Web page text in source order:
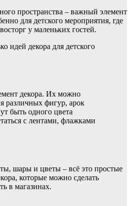
пространства – важный элемент
для детского мероприятия, где
у маленьких гостей.
идей декора для детского
декора. Их можно
различных фигур, арок
быть одного цвета
с лентами, флажками
шары и цветы – всё это простые
которые можно сделать
в магазинах.